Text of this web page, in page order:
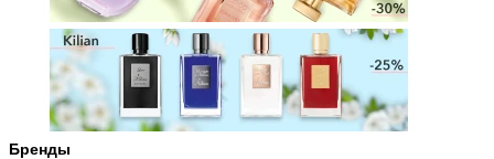
Бренды